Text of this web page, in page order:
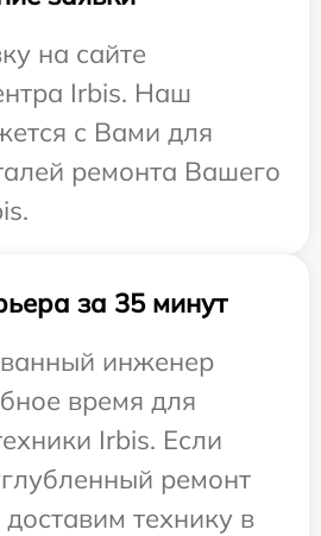
на сайте
Irbis. Наш
с Вами для
ремонта Вашего
за 35 минут
инженер
время для
Irbis. Если
ремонт
технику в